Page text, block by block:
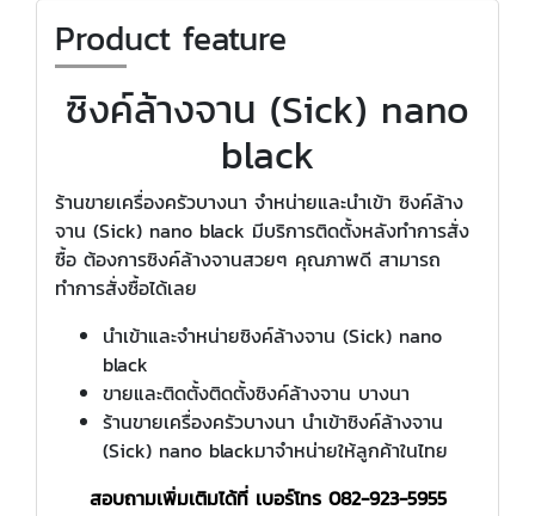
Product feature
ซิงค์ล้างจาน (Sick) nano
black
ร้านขายเครื่องครัวบางนา จำหน่ายและนำเข้า ซิงค์ล้าง
จาน (Sick) nano black มีบริการติดตั้งหลังทำการสั่ง
ซื้อ ต้องการซิงค์ล้างจานสวยๆ คุณภาพดี สามารถ
ทำการสั่งซื้อได้เลย
นำเข้าและจำหน่ายซิงค์ล้างจาน (Sick) nano
black
ขายและติดตั้งติดตั้งซิงค์ล้างจาน บางนา
ร้านขายเครื่องครัวบางนา นำเข้าซิงค์ล้างจาน
(Sick) nano blackมาจำหน่ายให้ลูกค้าในไทย
สอบถามเพิ่มเติมได้ที่ เบอร์โทร 082-923-5955